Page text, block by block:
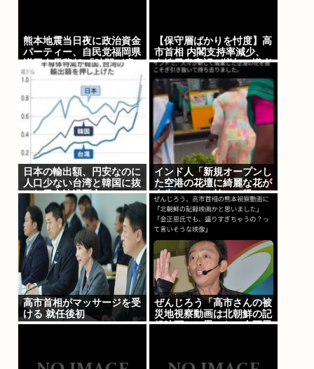
熊本地震当日夜に政治資金
パーティー、自民党福岡県
議団会長辞任 「時間が戻
せるなら…後悔している」
【保守層ばかりを忖度】高
市首相 内閣支持率減少、
女性天皇容認が増加…識者
に聞く「民意無視」の代償
日本の輸出額、円安なのに
人口少ない台湾と韓国に抜
かれ日本沈没死亡
インド人「新規オープンし
た空港の花壇に綺麗な花が
自生してる！持って帰
ろ！」
高市首相がマッサージを受
ける 就任後初
ぜんじろう「高市さんの被
災地視察動画は北朝鮮の記
録映画かと思った。金正恩